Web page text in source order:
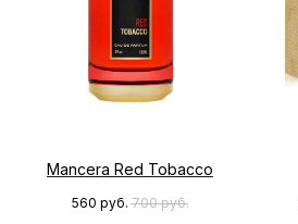
Mancera Red Tobacco
560 руб. 700 руб.